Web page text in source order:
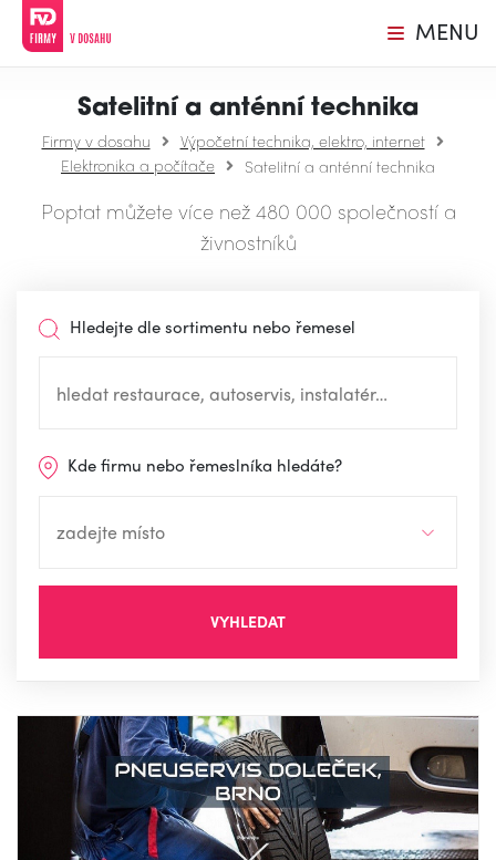
MENU
Satelitní a anténní technika
Firmy v dosahu
Výpočetní technika, elektro, internet
Elektronika a počítače
Satelitní a anténní technika
Poptat můžete více než 480 000 společností a
živnostníků
Hledejte dle sortimentu nebo řemesel
Kde firmu nebo řemeslníka hledáte?
VYHLEDAT